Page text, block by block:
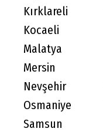
Kırklareli
Kocaeli
Malatya
Mersin
Nevşehir
Osmaniye
Samsun